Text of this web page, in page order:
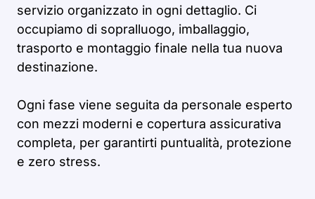
servizio organizzato in ogni dettaglio. Ci
occupiamo di sopralluogo, imballaggio,
trasporto e montaggio finale nella tua nuova
destinazione.
Ogni fase viene seguita da personale esperto
con mezzi moderni e copertura assicurativa
completa, per garantirti puntualità, protezione
e zero stress.